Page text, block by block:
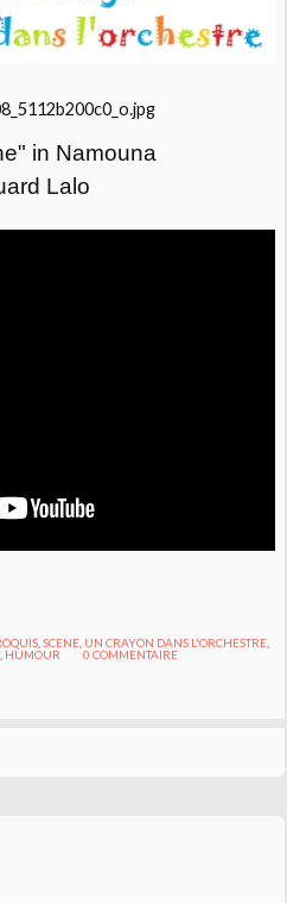
in Namouna
Lalo
,SCENE, UN CRAYON DANS L'ORCHESTRE,
, HUMOUR 0 COMMENTAIRE